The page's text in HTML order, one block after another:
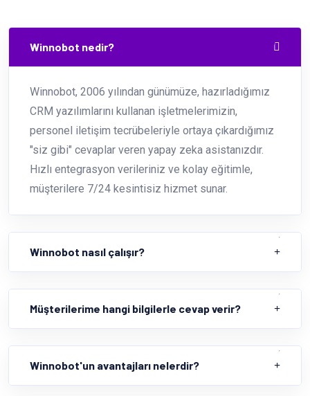
Winnobot nedir?
Winnobot, 2006 yılından günümüze, hazırladığımız
CRM yazılımlarını kullanan işletmelerimizin,
personel iletişim tecrübeleriyle ortaya çıkardığımız
"siz gibi" cevaplar veren yapay zeka asistanızdır.
Hızlı entegrasyon verileriniz ve kolay eğitimle,
müşterilere 7/24 kesintisiz hizmet sunar.
Winnobot nasıl çalışır?
Müşterilerime hangi bilgilerle cevap verir?
Winnobot'un avantajları nelerdir?